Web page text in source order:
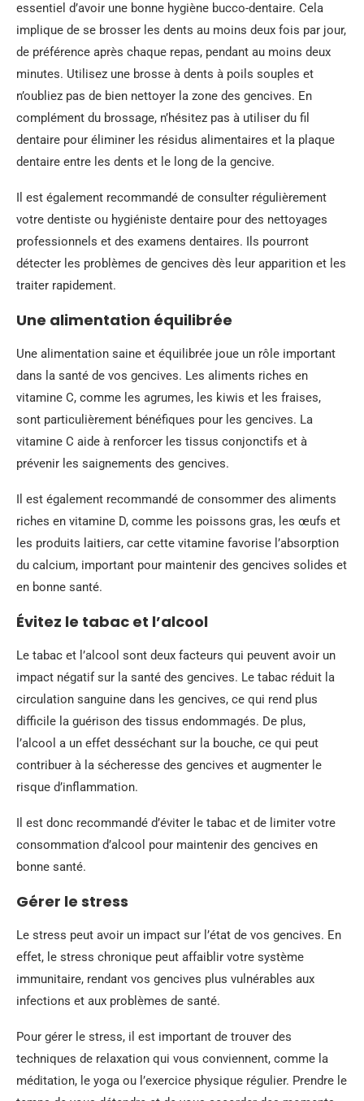
essentiel d’avoir une bonne hygiène bucco-dentaire. Cela
implique de se brosser les dents au moins deux fois par jour,
de préférence après chaque repas, pendant au moins deux
minutes. Utilisez une brosse à dents à poils souples et
n’oubliez pas de bien nettoyer la zone des gencives. En
complément du brossage, n’hésitez pas à utiliser du fil
dentaire pour éliminer les résidus alimentaires et la plaque
dentaire entre les dents et le long de la gencive.
Il est également recommandé de consulter régulièrement
votre dentiste ou hygiéniste dentaire pour des nettoyages
professionnels et des examens dentaires. Ils pourront
détecter les problèmes de gencives dès leur apparition et les
traiter rapidement.
Une alimentation équilibrée
Une alimentation saine et équilibrée joue un rôle important
dans la santé de vos gencives. Les aliments riches en
vitamine C, comme les agrumes, les kiwis et les fraises,
sont particulièrement bénéfiques pour les gencives. La
vitamine C aide à renforcer les tissus conjonctifs et à
prévenir les saignements des gencives.
Il est également recommandé de consommer des aliments
riches en vitamine D, comme les poissons gras, les œufs et
les produits laitiers, car cette vitamine favorise l’absorption
du calcium, important pour maintenir des gencives solides et
en bonne santé.
Évitez le tabac et l’alcool
Le tabac et l’alcool sont deux facteurs qui peuvent avoir un
impact négatif sur la santé des gencives. Le tabac réduit la
circulation sanguine dans les gencives, ce qui rend plus
difficile la guérison des tissus endommagés. De plus,
l’alcool a un effet desséchant sur la bouche, ce qui peut
contribuer à la sécheresse des gencives et augmenter le
risque d’inflammation.
Il est donc recommandé d’éviter le tabac et de limiter votre
consommation d’alcool pour maintenir des gencives en
bonne santé.
Gérer le stress
Le stress peut avoir un impact sur l’état de vos gencives. En
effet, le stress chronique peut affaiblir votre système
immunitaire, rendant vos gencives plus vulnérables aux
infections et aux problèmes de santé.
Pour gérer le stress, il est important de trouver des
techniques de relaxation qui vous conviennent, comme la
méditation, le yoga ou l’exercice physique régulier. Prendre le